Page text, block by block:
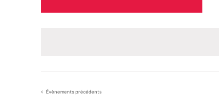
date.
Évènementsprécédents